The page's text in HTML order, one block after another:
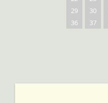
29
30
36
37